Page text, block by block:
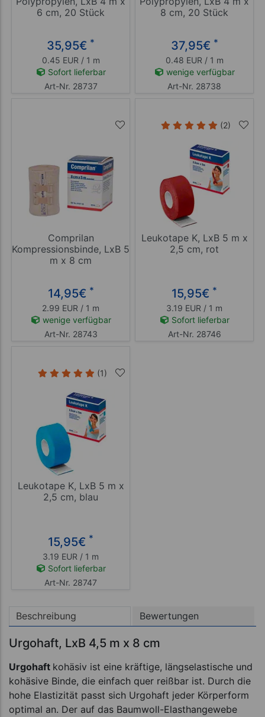
6 cm, 20 Stück
35,95€ *
0.45 EUR / 1 m
Sofort lieferbar
Art-Nr. 28737
8 cm, 20 Stück
37,95€ *
0.48 EUR / 1 m
wenige verfügbar
Art-Nr. 28738
Comprilan
Kompressionsbinde, LxB 5
m x 8 cm
14,95€ *
2.99 EUR / 1 m
wenige verfügbar
Art-Nr. 28743
(2)
Leukotape K, LxB 5 m x
2,5 cm, rot
15,95€ *
3.19 EUR / 1 m
Sofort lieferbar
Art-Nr. 28746
(1)
Leukotape K, LxB 5 m x
2,5 cm, blau
15,95€ *
3.19 EUR / 1 m
Sofort lieferbar
Art-Nr. 28747
Beschreibung Bewertungen
Urgohaft, LxB 4,5 m x 8 cm
Urgohaft kohäsiv ist eine kräftige, längselastische und
kohäsive Binde, die einfach quer reißbar ist. Durch die
hohe Elastizität passt sich Urgohaft jeder Körperform
optimal an. Der auf das Baumwoll-Elasthangewebe